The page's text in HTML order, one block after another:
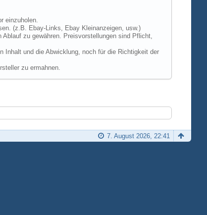
einzuholen.
(z.B. Ebay-Links, Ebay Kleinanzeigen, usw.)
zu gewähren. Preisvorstellungen sind Pflicht,
Inhalt und die Abwicklung, noch für die Richtigkeit der
zu ermahnen.
7. August 2026, 22:41